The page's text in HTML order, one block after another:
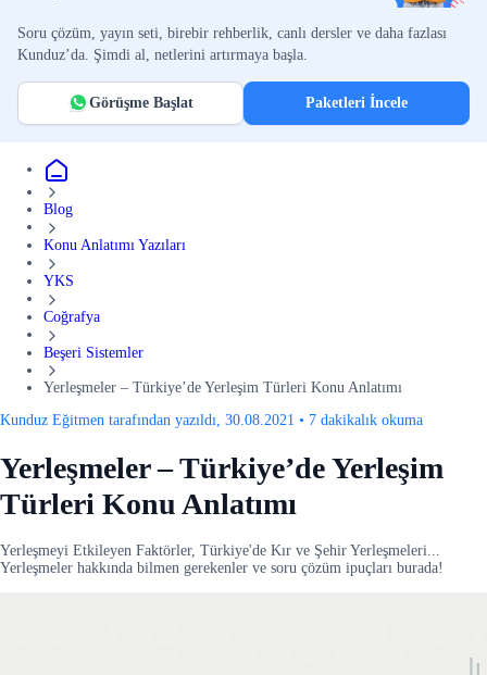
Soru çözüm, yayın seti, birebir rehberlik, canlı dersler ve daha fazlası
Kunduz’da. Şimdi al, netlerini artırmaya başla.
Görüşme Başlat Paketleri İncele
Blog
Konu Anlatımı Yazıları
YKS
Coğrafya
Beşeri Sistemler
Yerleşmeler – Türkiye’de Yerleşim Türleri Konu Anlatımı
Kunduz Eğitmen tarafından yazıldı, 30.08.2021 • 7 dakikalık okuma
Yerleşmeler – Türkiye’de Yerleşim
Türleri Konu Anlatımı
Yerleşmeyi Etkileyen Faktörler, Türkiye'de Kır ve Şehir Yerleşmeleri...
Yerleşmeler hakkında bilmen gerekenler ve soru çözüm ipuçları burada!